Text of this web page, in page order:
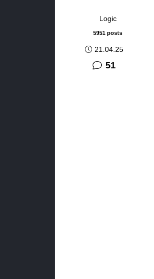
Logic
5951 posts
21.04.25
51